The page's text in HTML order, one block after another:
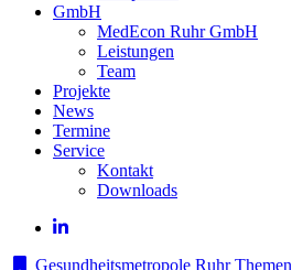
GmbH
MedEcon Ruhr GmbH
Leistungen
Team
Projekte
News
Termine
Service
Kontakt
Downloads
Gesundheitsmetropole Ruhr Themen